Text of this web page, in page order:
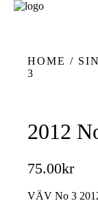
HOME /
3
2012
75.00kr
VÄV No 3